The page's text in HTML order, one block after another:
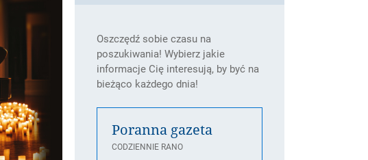
Oszczędź sobie czasu na
poszukiwania! Wybierz jakie
informacje Cię interesują, by być na
bieżąco każdego dnia!
Poranna gazeta
CODZIENNIE RANO